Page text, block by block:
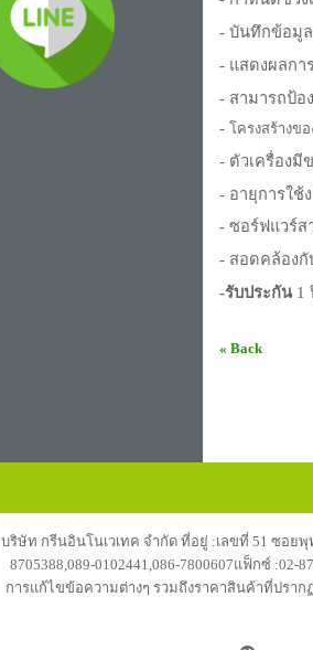
- บันทึกข้อมูล
- แสดงผลกา
- สามารถป้อ
- โครงสร้างข
- ตัวเครื่องมี
- อายุการใช้
- ซอร์ฟแวร์ส
- สอดคล้องกั
-รับประกัน 1
« Back
บริษัท กรีนอินโนเวเทค จำกัด ที่อยู่ :เลขที่ 51 ซอย
8705388,089-0102441,086-7800607แฟ็กซ์ :02-
การแก้ไขข้อความต่างๆ รวมถึงราคาสินค้าที่ปรา